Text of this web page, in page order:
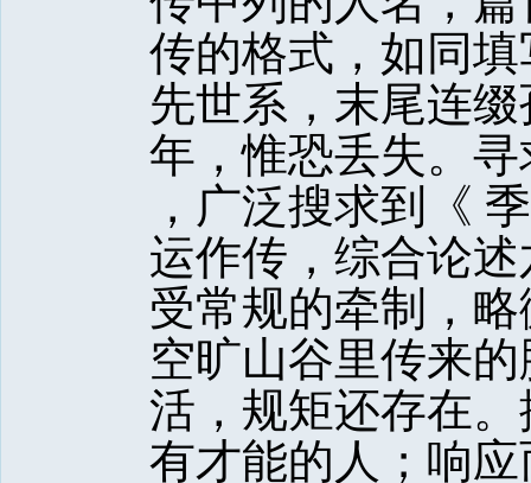
传的格式，如同
先世系，末尾连
年，惟恐丢失。
，广泛搜求到《
运作传，综合论
受常规的牵制，
空旷山谷里传来
活，规矩还存在
有才能的人；响